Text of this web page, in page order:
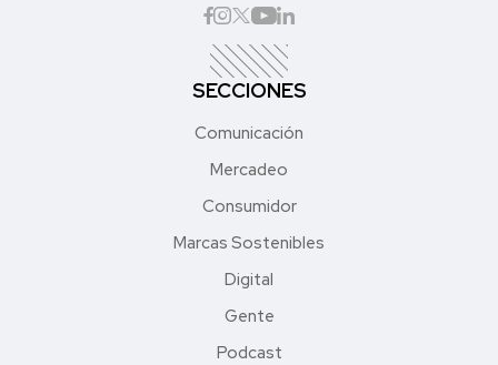
SECCIONES
Comunicación
Mercadeo
Consumidor
Marcas Sostenibles
Digital
Gente
Podcast